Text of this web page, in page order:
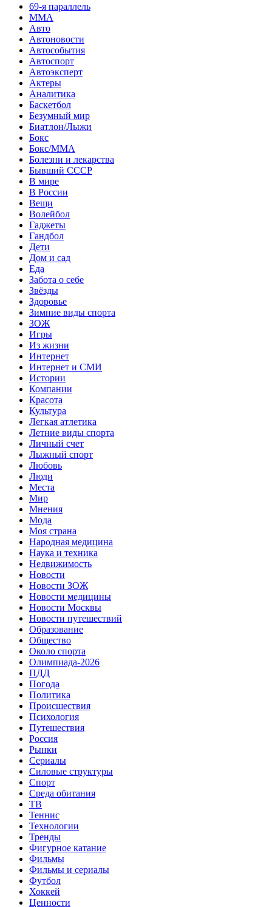
69-я параллель
MMA
Авто
Автоновости
Автособытия
Автоспорт
Автоэксперт
Актеры
Аналитика
Баскетбол
Безумный мир
Биатлон/Лыжи
Бокс
Бокс/MMA
Болезни и лекарства
Бывший СССР
В мире
В России
Вещи
Волейбол
Гаджеты
Гандбол
Дети
Дом и сад
Еда
Забота о себе
Звёзды
Здоровье
Зимние виды спорта
ЗОЖ
Игры
Из жизни
Интернет
Интернет и СМИ
Истории
Компании
Красота
Культура
Легкая атлетика
Летние виды спорта
Личный счет
Лыжный спорт
Любовь
Люди
Места
Мир
Мнения
Мода
Моя страна
Народная медицина
Наука и техника
Недвижимость
Новости
Новости ЗОЖ
Новости медицины
Новости Москвы
Новости путешествий
Образование
Общество
Около спорта
Олимпиада-2026
ПДД
Погода
Политика
Происшествия
Психология
Путешествия
Россия
Рынки
Сериалы
Силовые структуры
Спорт
Среда обитания
ТВ
Теннис
Технологии
Тренды
Фигурное катание
Фильмы
Фильмы и сериалы
Футбол
Хоккей
Ценности